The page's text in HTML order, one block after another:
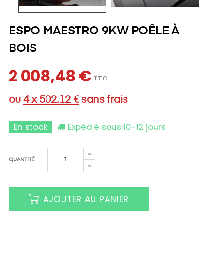
ESPO MAESTRO 9KW POÊLE À
BOIS
2 008,48 € TTC
ou 4 x 502.12 €sans frais
En stock Expédié sous 10-12 jours
QUANTITÉ
AJOUTER AU PANIER